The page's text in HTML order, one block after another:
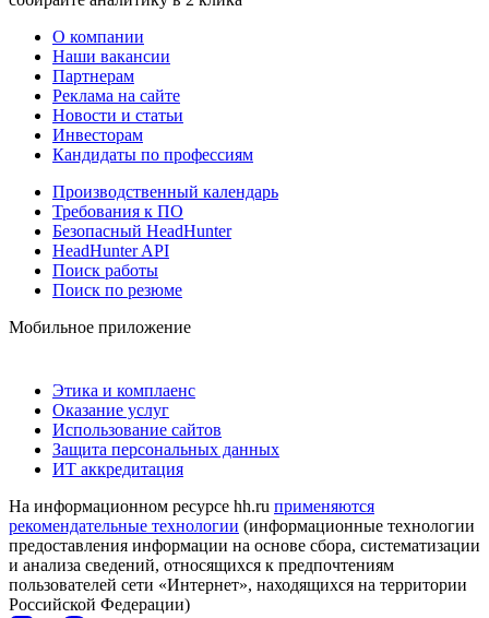
О компании
Наши вакансии
Партнерам
Реклама на сайте
Новости и статьи
Инвесторам
Кандидаты по профессиям
Производственный календарь
Требования к ПО
Безопасный HeadHunter
HeadHunter API
Поиск работы
Поиск по резюме
Мобильное приложение
Этика и комплаенс
Оказание услуг
Использование сайтов
Защита персональных данных
ИТ аккредитация
На информационном ресурсе hh.ru применяются
рекомендательные технологии (информационные технологии
предоставления информации на основе сбора, систематизации
и анализа сведений, относящихся к предпочтениям
пользователей сети «Интернет», находящихся на территории
Российской Федерации)